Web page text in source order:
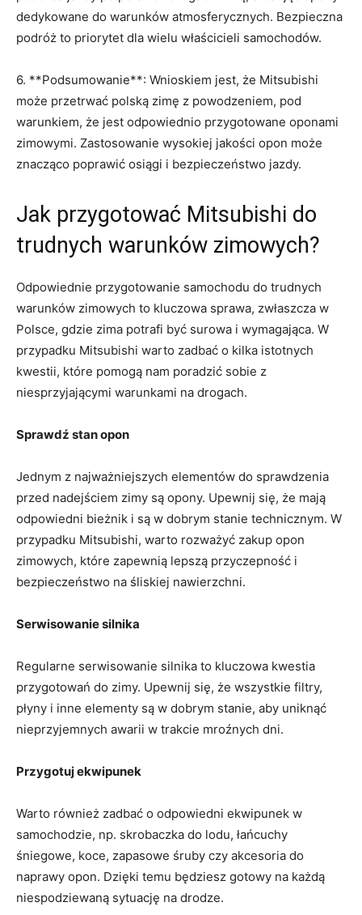
dedykowane do​ warunków atmosferycznych. Bezpieczna
podróż to priorytet dla wielu właścicieli samochodów.
6. **Podsumowanie**: Wnioskiem ​jest, że Mitsubishi
może przetrwać polską zimę z powodzeniem,⁣ pod​
warunkiem, że jest odpowiednio przygotowane oponami
zimowymi. Zastosowanie wysokiej jakości opon może
znacząco poprawić osiągi i bezpieczeństwo ​jazdy.
Jak ⁢przygotować Mitsubishi do
trudnych‌ warunków zimowych?
Odpowiednie‍ przygotowanie samochodu⁤ do⁢ trudnych
warunków zimowych to kluczowa sprawa, ⁣zwłaszcza w ​
Polsce, ​gdzie zima‌ potrafi być surowa i wymagająca.​ W
przypadku ⁣Mitsubishi warto zadbać ⁤o kilka ⁣istotnych⁢
kwestii, które pomogą nam poradzić sobie z
niesprzyjającymi warunkami‍ na drogach.
Sprawdź stan opon
Jednym z najważniejszych elementów do sprawdzenia
przed nadejściem zimy ​są opony. Upewnij się, że mają
odpowiedni⁤ bieżnik i są w ‍dobrym​ stanie technicznym.‌ W
przypadku Mitsubishi, warto rozważyć zakup opon
zimowych,⁤ które zapewnią⁣ lepszą przyczepność i
bezpieczeństwo​ na śliskiej nawierzchni.
Serwisowanie silnika
Regularne serwisowanie silnika to kluczowa kwestia
przygotowań‌ do​ zimy. Upewnij się, że ⁤wszystkie filtry,
płyny i inne elementy⁢ są⁤ w dobrym stanie, aby uniknąć
nieprzyjemnych awarii w trakcie mroźnych dni.
Przygotuj ekwipunek
Warto również zadbać o odpowiedni ekwipunek w‌
samochodzie, np. skrobaczka‍ do lodu, łańcuchy
śniegowe, koce, zapasowe‌ śruby⁣ czy akcesoria do
naprawy opon. Dzięki‍ temu będziesz gotowy na każdą
niespodziewaną sytuację na drodze.